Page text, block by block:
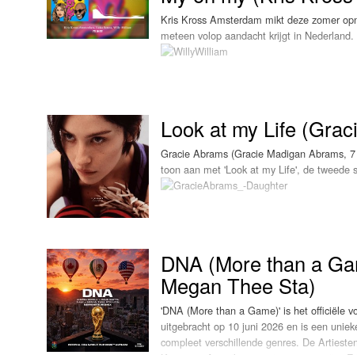
Donderdag
Zondag
Luister LOK LiveKris Kross Amsterdam mikt deze zomer
meteen volop aandacht krijgt in
wereldwijde zomerhit. Volgens Kris Kross
Kiss Him Goodbye van Steam
De eerste contouren van 'My oh my'
Look at my Life
Gracie Abrams (Gracie Madigan Abrams,
toon aan met 'Look at my Life', de tweede
, dat
vaste creatieve partner Aaron Dessner,
DNA (More than a
Megan Thee Sta)
'DNA (More than a Game)' is het officiële
uitgebracht op 10 juni 2026 en is een
compleet verschillende genres. De